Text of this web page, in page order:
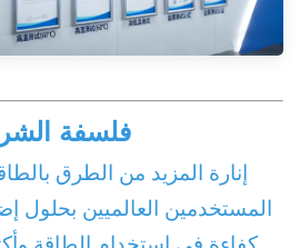
فلسفة
إنارة المزيد من الطرق
المستخدمين العالميين بحلول